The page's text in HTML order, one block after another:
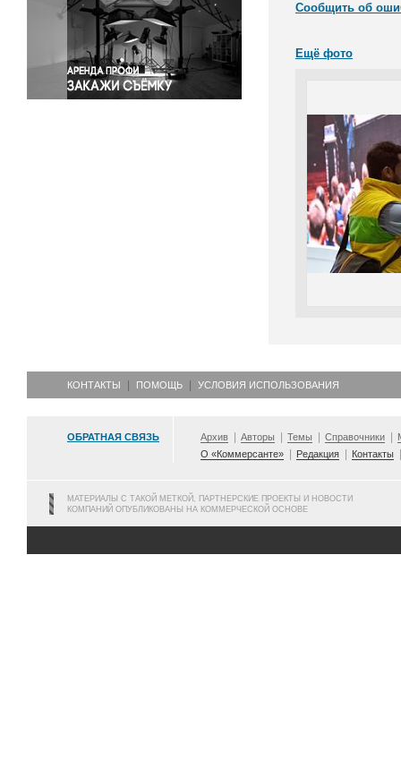
Спорт
Экология
Экономика и бизнес
Сообщить об
Ещё фото
КОНТАКТЫ ПОМОЩЬ УСЛОВИЯ ИСПОЛЬЗОВАНИЯ
ОБРАТНАЯ СВЯЗЬ Архив Авторы Темы Справочники
О «Коммерсанте»
Редакция Контакты
МАТЕРИАЛЫ С ТАКОЙ МЕТКОЙ, ПАРТНЕРСКИЕ ПРОЕКТЫ И НОВОСТИ
КОМПАНИЙ ОПУБЛИКОВАНЫ НА КОММЕРЧЕСКОЙ ОСНОВЕ